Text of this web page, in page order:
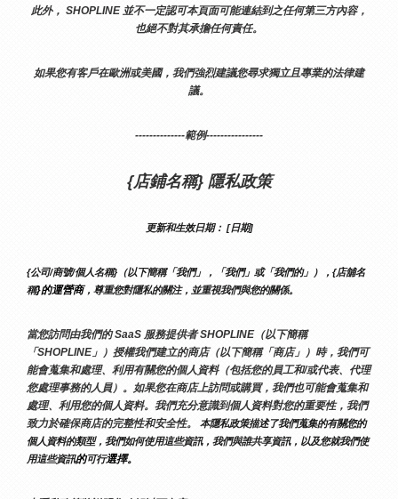
此外， SHOPLINE 並不一定認可本頁面可能連結到之任何第三方內容，
也絕不對其承擔任何責任。
如果您有客戶在歐洲或美國，我們強烈建議您尋求獨立且專業的法律建
議。
--------------範例----------------
{店鋪名稱} 隱私政策
更新和生效日期： [日期]
{公司/商號/個人名稱}（以下簡稱「我們」，「我們」或「我們的」），{店舖名
稱}的運營商，尊重您對隱私的關注，並重視我們與您的關係。
當您訪問由我們的 SaaS 服務提供者 SHOPLINE（以下簡稱
「SHOPLINE」）授權我們建立的商店（以下簡稱「商店」）時，我們可
能會蒐集和處理、利用有關您的個人資料（包括您的員工和/或代表、代理
您處理事務的人員）。如果您在商店上訪問或購買，我們也可能會蒐集和
處理、利用您的個人資料。我們充分意識到個人資料對您的重要性，我們
致力於確保商店的完整性和安全性。
本隱私政策描述了我們蒐集的有關您的
個人資料的類型，我們如何使用這些資訊，我們與誰共享資訊，以及您就我們使
用這些資訊的可行選擇。